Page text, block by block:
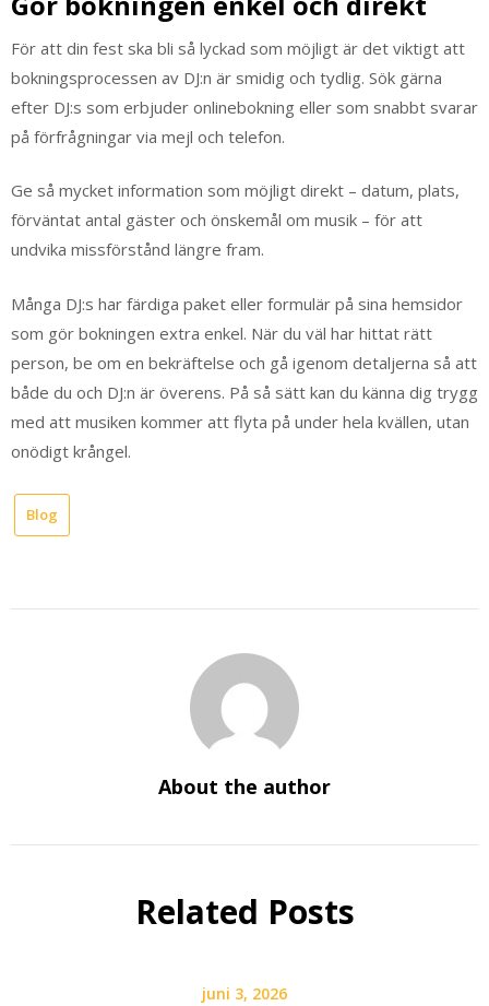
För att din fest ska bli så lyckad som möjligt är det viktigt att
bokningsprocessen av DJ:n är smidig och tydlig. Sök gärna
efter DJ:s som erbjuder onlinebokning eller som snabbt svarar
på förfrågningar via mejl och telefon.
Ge så mycket information som möjligt direkt – datum, plats,
förväntat antal gäster och önskemål om musik – för att
undvika missförstånd längre fram.
Många DJ:s har färdiga paket eller formulär på sina hemsidor
som gör bokningen extra enkel. När du väl har hittat rätt
person, be om en bekräftelse och gå igenom detaljerna så att
både du och DJ:n är överens. På så sätt kan du känna dig trygg
med att musiken kommer att flyta på under hela kvällen, utan
onödigt krångel.
Blog
About the author
Related Posts
juni 3, 2026